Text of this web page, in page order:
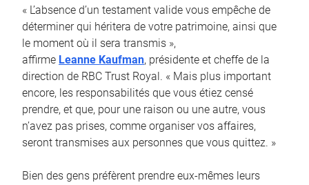
« L’absence d’un testament valide vous empêche de
déterminer qui héritera de votre patrimoine, ainsi que
le moment où il sera transmis »,
affirme Leanne Kaufman, présidente et cheffe de la
direction de RBC Trust Royal. « Mais plus important
encore, les responsabilités que vous étiez censé
prendre, et que, pour une raison ou une autre, vous
n’avez pas prises, comme organiser vos affaires,
seront transmises aux personnes que vous quittez. »
Bien des gens préfèrent prendre eux-mêmes leurs